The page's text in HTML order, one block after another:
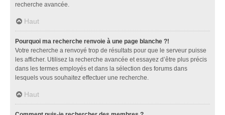
recherche avancée.
Haut
Pourquoi ma recherche renvoie à une page blanche ?!
Votre recherche a renvoyé trop de résultats pour que le serveur puisse
les afficher. Utilisez la recherche avancée et essayez d’être plus précis
dans les termes employés et dans la sélection des forums dans
lesquels vous souhaitez effectuer une recherche.
Haut